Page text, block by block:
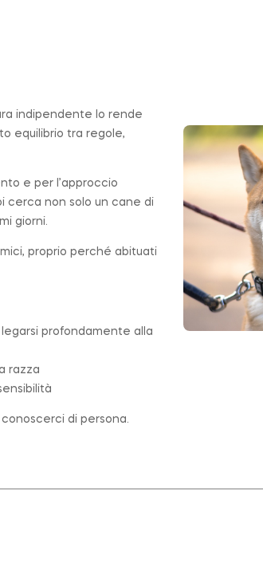
indipendente lo rende
equilibrio tra regole,
e per l’approccio
cerca non solo un cane di
giorni.
proprio perché abituati
profondamente alla
razza
di persona.